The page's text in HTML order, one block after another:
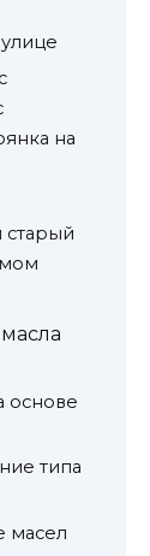
на
старый
основе
типа